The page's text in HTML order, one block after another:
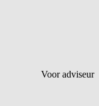
Voor adviseur